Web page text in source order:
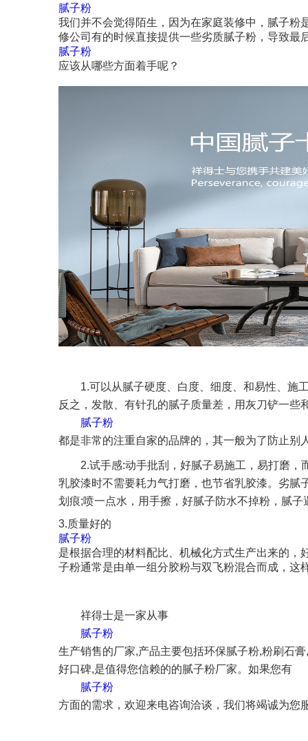
腻子粉
我们并不会觉得陌生，因为在家庭装修中，腻子
修公司有的时候直接提供一些劣质腻子粉，导致
腻子粉
应该从哪些方面着手呢？
1.可以从腻子硬度、白度、细度、和易性、施
反之，发散、有针孔的腻子质量差，用灰刀铲一
腻子粉
都是非常的注重自家的品牌的，其一般为了防止
2.试手感:动手批刮，好腻子易施工，易打磨
乳胶漆时不需要耗力气打磨，也节省乳胶漆。劣
划痕;喷一点水，用手擦，好腻子防水不掉粉，腻子
3.质量好的
腻子粉
是根据合理的材料配比、机械化方式生产出来的
子粉通常是由单一组分胶粉与双飞粉混合而成，
祥得士是一家从事
腻子粉
生产销售的厂家,产品主要包括环保腻子粉,粉刷石
好口碑,是值得您信赖的的腻子粉厂家。如果您有
腻子粉
方面的需求，欢迎来电咨询洽谈，我们将竭诚为您